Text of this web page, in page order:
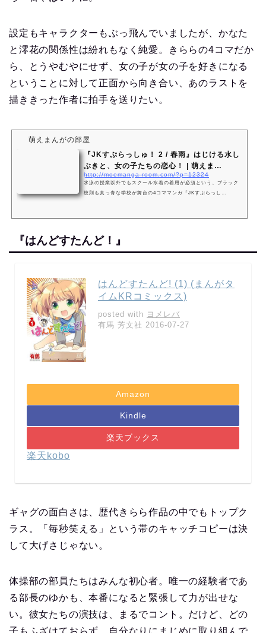
設定もキャラクターもぶっ飛んでいましたが、かなた
と澪花の関係性は紛れもなく純愛。きららの4コマだか
ら、とうやむやにせず、女の子が女の子を好きになる
ということに対して正面から向き合い、あのラストを
描ききった作者に拍手を送りたい。
萌えまんがの部屋
『JKすぷらっしゅ！ 2 / 春雨』はじける水し
ぶきと、女の子たちの恋心！ | 萌えま…
http://moemanga-room.com/?p=12324
水泳の授業以外でもスクール水着の着用が必須という、ブラック
校則も真っ青な学校が舞台の4コママンガ『JKすぷらっし
連載もしばらくは続くと思っていたのですが……。かなしい。 あ
まりにも奇抜なその設定から、読者に「きららMAXのやべーや
『はんどすたんど！』
はんどすたんど! (1) (まんがタ
イムKRコミックス)
posted with ヨメレバ
有馬 芳文社 2016-07-27
Amazon
Kindle
楽天ブックス
楽天kobo
ギャグの面白さは、歴代きらら作品の中でもトップク
ラス。「毎秒笑える」という帯のキャッチコピーは決
して大げさじゃない。
体操部の部員たちはみんな初心者。唯一の経験者であ
る部長のゆかも、本番になると緊張して力が出せな
い。彼女たちの演技は、まるでコント。だけど、どの